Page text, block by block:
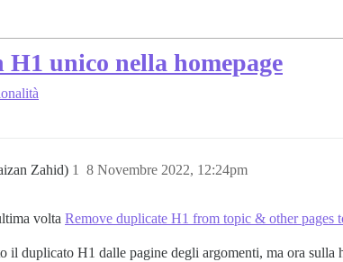
H1 unico nella homepage
Zahid) 8 Novembre 2022, 12:24pm
1
volta Remove duplicate H1 from topic & other pages
il duplicato H1 dalle pagine degli argomenti, ma ora sulla